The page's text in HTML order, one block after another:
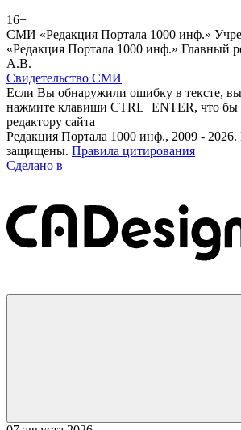
16+
СМИ «Редакция Портала 1000 инф.»
«Редакция Портала 1000 инф.» Главный
А.В.
Свидетельство СМИ
Если Вы обнаружили ошибку в тексте,
нажмите клавиши CTRL+ENTER, что бы
редактору сайта
Редакция Портала 1000 инф., 2009 - 2026.
защищены. Правила цитирования
Сделано в